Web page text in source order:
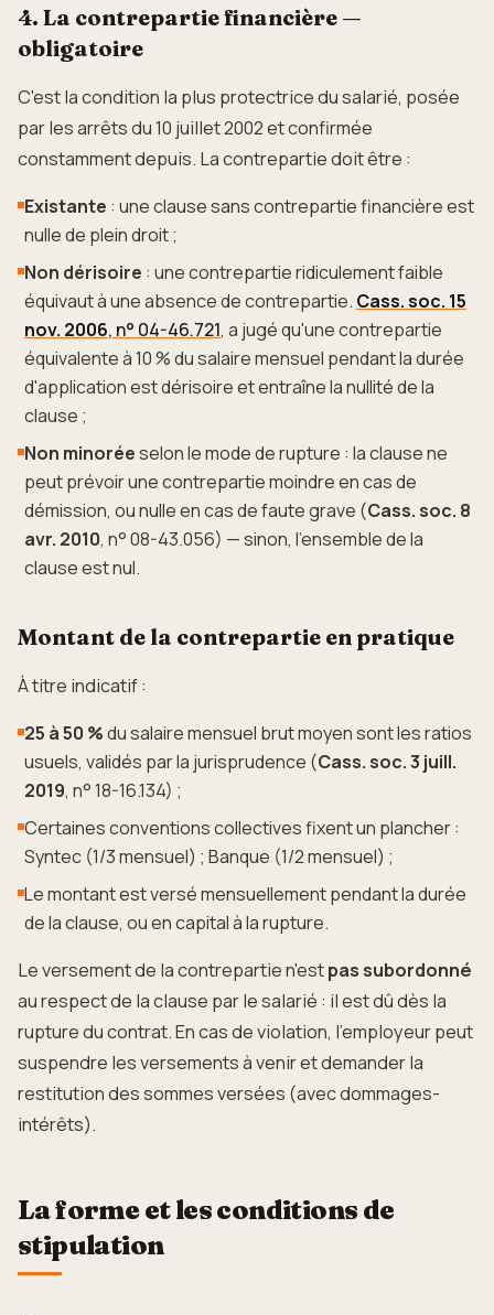
4. La contrepartie financière —
obligatoire
C'est la condition la plus protectrice du salarié, posée
par les arrêts du 10 juillet 2002 et confirmée
constamment depuis. La contrepartie doit être :
Existante : une clause sans contrepartie financière est
nulle de plein droit ;
Non dérisoire : une contrepartie ridiculement faible
équivaut à une absence de contrepartie. Cass. soc. 15
nov. 2006, n° 04-46.721, a jugé qu'une contrepartie
équivalente à 10 % du salaire mensuel pendant la durée
d'application est dérisoire et entraîne la nullité de la
clause ;
Non minoréeselon le mode de rupture : la clause ne
peut prévoir une contrepartie moindre en cas de
démission, ou nulle en cas de faute grave (Cass. soc. 8
avr. 2010, n° 08-43.056) — sinon, l'ensemble de la
clause est nul.
Montant de la contrepartie en pratique
À titre indicatif :
25 à 50 %du salaire mensuel brut moyen sont les ratios
usuels, validés par la jurisprudence (Cass. soc. 3 juill.
2019, n° 18-16.134) ;
Certaines conventions collectives fixent un plancher :
Syntec (1/3 mensuel) ; Banque (1/2 mensuel) ;
Le montant est versé mensuellement pendant la durée
de la clause, ou en capital à la rupture.
Le versement de la contrepartie n'estpas subordonné
au respect de la clause par le salarié : il est dû dès la
rupture du contrat. En cas de violation, l'employeur peut
suspendre les versements à venir et demander la
restitution des sommes versées (avec dommages-
intérêts).
La forme et les conditions de
stipulation